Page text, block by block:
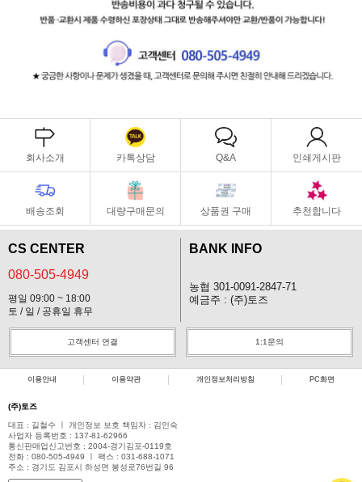
회사소개 카톡상담 Q&A 인쇄게시판
배송조회 대량구매문의 상품권 구매 추천합니다
CS CENTER
080-505-4949
평일 09:00 ~ 18:00
토 / 일 / 공휴일 휴무
BANK INFO
농협 301-0091-2847-71
예금주 : (주)토즈
고객센터 연결 1:1문의
이용안내 이용약관 개인정보처리방침 PC화면
(주)토즈
대표 : 길철수 ㅣ 개인정보 보호 책임자 : 김인숙
사업자 등록번호 : 137-81-62966
통신판매업신고번호 : 2004-경기김포-0119호
전화 : 080-505-4949 ㅣ 팩스 : 031-688-1071
주소 : 경기도 김포시 하성면 봉성로76번길 96